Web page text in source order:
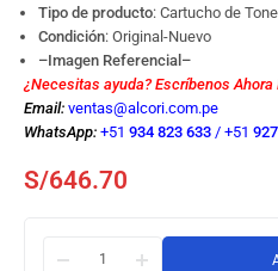
Tipo de producto: Cartucho de
Condición: Original-Nuevo
–Imagen Referencial–
¿Necesitas ayuda? Escríbenos
Email: ventas@alcori.com.pe
WhatsApp: +51 934 823 633 / +51
S/646.70